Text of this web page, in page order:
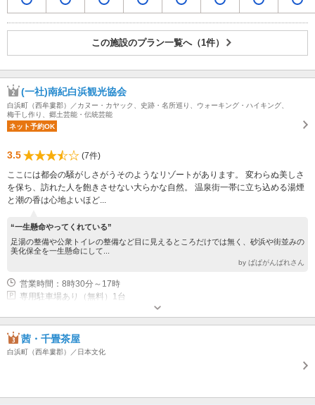
この施設のプラン一覧へ（1件）
(一社)南紀白浜観光協会
白浜町（西牟婁郡）／カヌー・カヤック、史跡・名所巡り、ウォーキング・ハイキング、
梅干し作り、郷土芸能・伝統芸能
ネット予約OK
3.5
(7件)
ここには都会の騒がしさがうそのようなリゾートがあります。 変わらぬ美しさ
を保ち、訪れた人を飽きさせない大らかな自然。 温泉街一帯に立ち込める湯煙
と潮の香は心地よいほど...
“一生懸命やってくれている”
足湯の整備や公衆トイレの整備など目に見えるところだけでは無く、砂浜や街並みの
美化保全を一生懸命にして...
by ぱぱがんばれさん
営業時間：8時30分～17時
専用駐車場あり（無料）1台
茜・千畳茶屋
白浜町（西牟婁郡）／日本文化